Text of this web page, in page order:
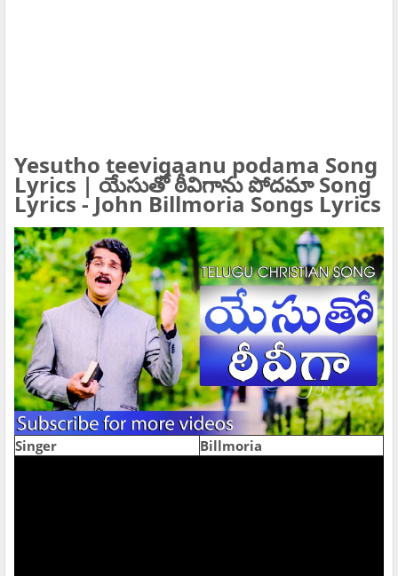
Yesutho teevigaanu podama Song
Lyrics | యేసుతో ఠీవిగాను పోదమా Song
Lyrics - John Billmoria Songs Lyrics
Singer Billmoria